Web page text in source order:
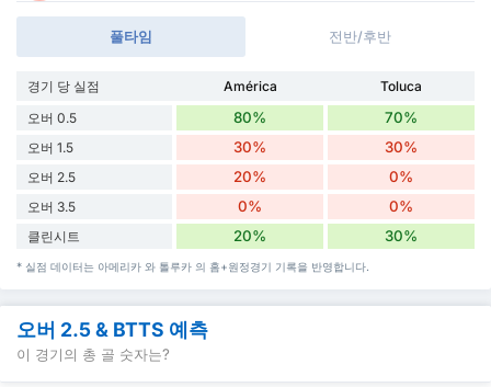
풀타임 전반/후반
경기 당 실점 América
Toluca
오버 0.5
80% 70%
오버 1.5 30% 30%
오버 2.5 20% 0%
오버 3.5 0% 0%
클린시트 20% 30%
* 실점 데이터는 아메리카 와 톨루카 의 홈+원정경기 기록을 반영합니다.
오버 2.5 & BTTS 예측
이 경기의 총 골 숫자는?